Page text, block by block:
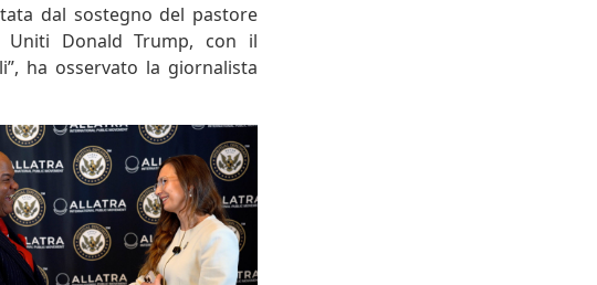
dal sostegno del pastore
Uniti Donald Trump, con il
ha osservato la giornalista